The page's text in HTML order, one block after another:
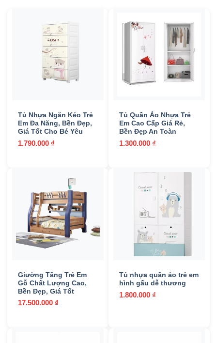
Tìm theo mức giá
In stock
On sale(157)
Danh mục sản phẩm
Bàn ghế phòng ăn
Bàn ghế quầy Bar
Bàn làm việc(39)
Đèn ngủ (26)
Đèn ngủ trẻ em
Giường ngủ (83)
Ngoài trời & Sân vườn (753)
Tủ Nhựa Ngăn Kéo Trẻ
Em Đa Năng, Bền Đẹp,
Giá Tốt Cho Bé Yêu
1.790.000 ₫
Tủ Quần Áo Nhựa Trẻ
Em Cao Cấp Giá Rẻ,
Bền Đẹp An Toàn
1.300.000 ₫
Giường Tầng Trẻ Em
Gỗ Chất Lượng Cao,
Bền Đẹp, Giá Tốt
17.500.000 ₫
Tủ nhựa quần áo trẻ em
hình gấu dễ thương
1.800.000 ₫